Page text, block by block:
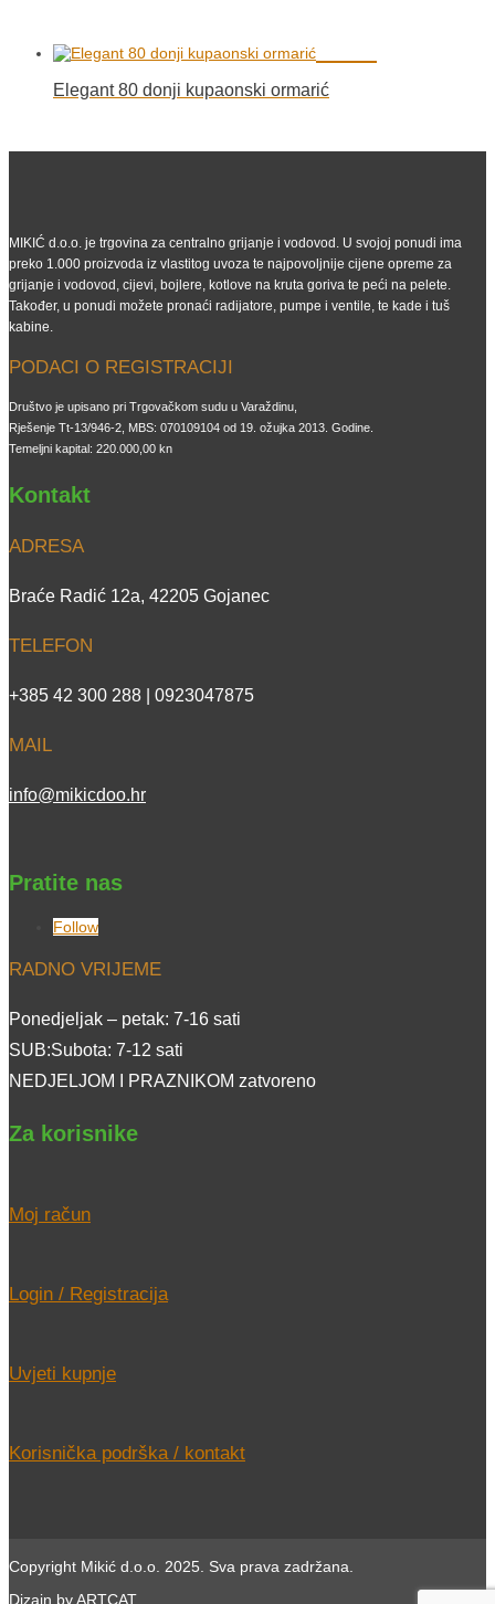
Elegant 80 donji kupaonski ormarić
MIKIĆ d.o.o. je trgovina za centralno grijanje i vodovod. U svojoj ponudi ima
preko 1.000 proizvoda iz vlastitog uvoza te najpovoljnije cijene opreme za
grijanje i vodovod, cijevi, bojlere, kotlove na kruta goriva te peći na pelete.
Također, u ponudi možete pronaći radijatore, pumpe i ventile, te kade i tuš
kabine.
PODACI O REGISTRACIJI
Društvo je upisano pri Trgovačkom sudu u Varaždinu,
Rješenje Tt-13/946-2, MBS: 070109104 od 19. ožujka 2013. Godine.
Temeljni kapital: 220.000,00 kn
Kontakt
ADRESA
Braće Radić 12a, 42205 Gojanec
TELEFON
+385 42 300 288 | 0923047875
MAIL
info@mikicdoo.hr
Pratite nas
Follow
RADNO VRIJEME
Ponedjeljak – petak: 7-16 sati
SUB:Subota: 7-12 sati
NEDJELJOM I PRAZNIKOM zatvoreno
Za korisnike
Moj račun
Login / Registracija
Uvjeti kupnje
Korisnička podrška / kontakt
Copyright Mikić d.o.o. 2025. Sva prava zadržana.
Dizajn by ARTCAT.